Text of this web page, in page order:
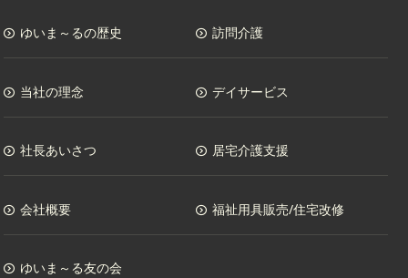
ゆいま～るの歴史
当社の理念
社長あいさつ
会社概要
ゆいま～る友の会
訪問介護
デイサービス
居宅介護支援
福祉用具販売/住宅改修